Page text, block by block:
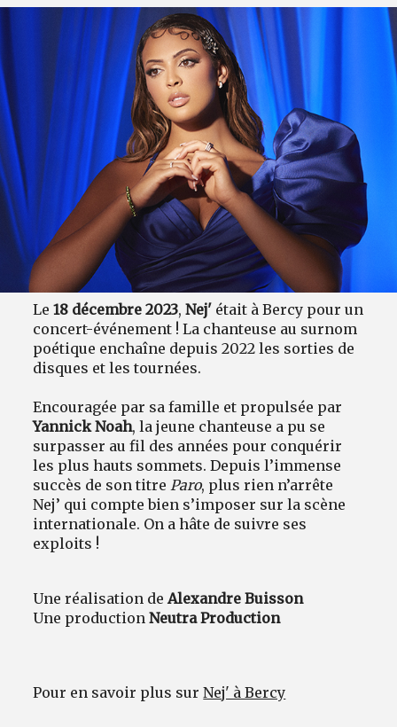
Le18 décembre 2023,Nej' était à Bercy pour un
concert-événement ! La chanteuse au surnom
poétique enchaîne depuis 2022 les sorties de
disques et les tournées.
Encouragée par sa famille et propulsée par
Yannick Noah, la jeune chanteuse a pu se
surpasser au fil des années pour conquérir
les plus hauts sommets. Depuis l’immense
succès de son titre Paro, plus rien n’arrête
Nej’ qui compte bien s’imposer sur la scène
internationale. On a hâte de suivre ses
exploits !
Une réalisation deAlexandre Buisson
Une productionNeutra Production
Pour en savoir plus surNej' à Bercy